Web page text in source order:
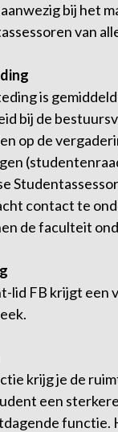
bij het
van
is
bij de
op de
contact te
de faculteit
lid FB krijgt een
krijg je de
een
functie.